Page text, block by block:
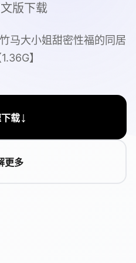
版下载
马大小姐甜密性福的同居
】
载↓
更多